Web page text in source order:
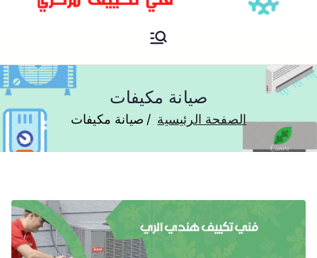
فني تكييف مركزي الكويت
صيانة مكيفات
الصفحة الرئيسية صيانة مكيفات